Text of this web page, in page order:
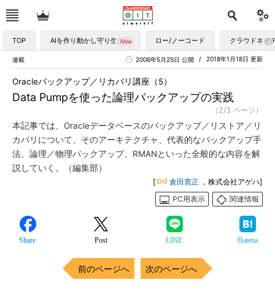
TOP AIを作り動かし守り生かす ロー/ノーコード クラウドネイ
連載 2018年1月18日 更新
2006年5月25日 公開
Data Pumpを使った論理バックアップの実践
Oracleバックアップ／リカバリ講座（5）
（2/3 ページ）
本記事では、Oracleデータベースのバックアップ／リストア／リ
カバリについて、そのアーキテクチャ、代表的なバックアップ手
法、論理／物理バックアップ、RMANといった全般的な内容を解
説していく。（編集部）
[ 倉田寛正 ，株式会社アゲハ]
PC用表示
関連情報
Share Post LINE Hatena
前のページへ 次のページへ